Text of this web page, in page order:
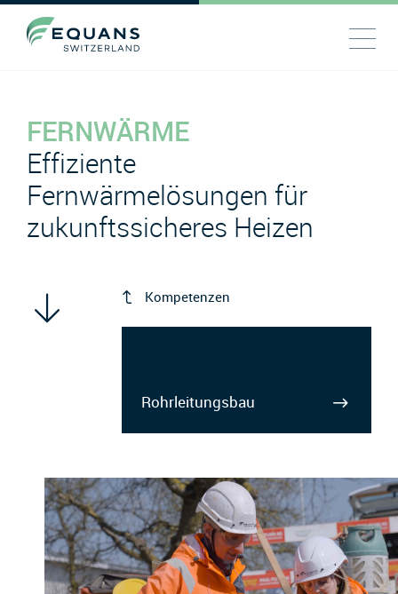
FERNWÄRME
Effiziente
Fernwärmelösungen für
zukunftssicheres Heizen
Kompetenzen
Rohrleitungsbau